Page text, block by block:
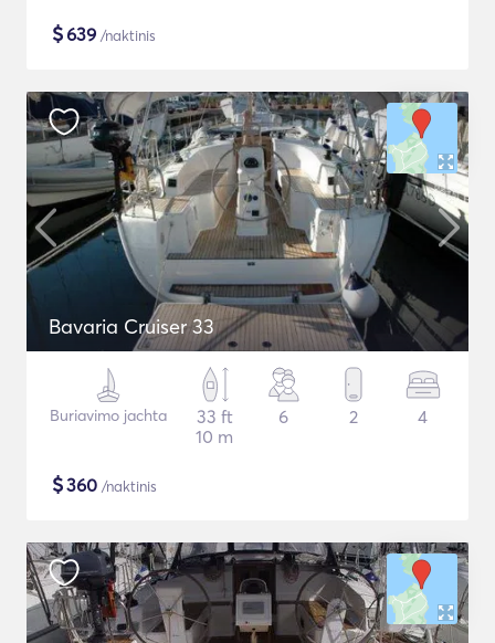
$639 /naktinis
Bavaria Cruiser 33
Buriavimo jachta
33 ft
10 m
6 2 4
$360 /naktinis